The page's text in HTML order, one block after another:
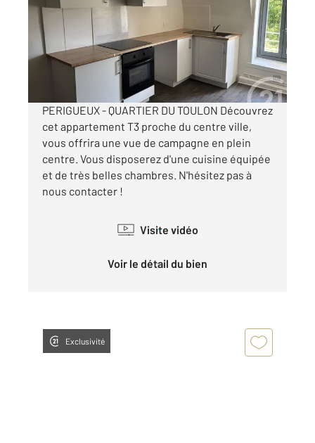
Appartement à louer
515 €
par mois charges comprises
PERIGUEUX - QUARTIER DU TOULON Découvrez
cet appartement T3 proche du centre ville,
vous offrira une vue de campagne en plein
centre. Vous disposerez d'une cuisine équipée
et de très belles chambres. N'hésitez pas à
nous contacter !
Visite vidéo
Voir le détail du bien
Exclusivité